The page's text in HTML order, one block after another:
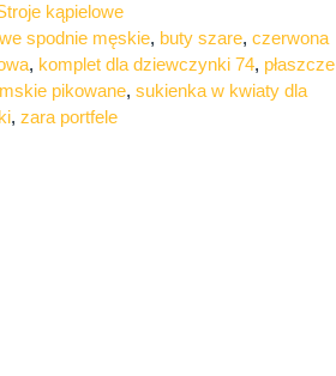
kąpielowe
spodnie męskie, buty szare, czerwona
, komplet dla dziewczynki 74, płaszcze
pikowane, sukienka w kwiaty dla
, zara portfele